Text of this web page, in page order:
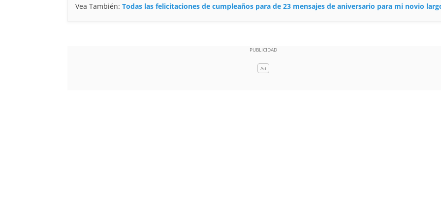
Vea También: Todas las felicitaciones de cumpleaños para de 23 mensajes de aniversario para mi novio